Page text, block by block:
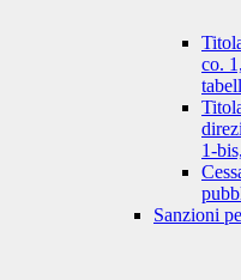
co.
1-
Sanzioni